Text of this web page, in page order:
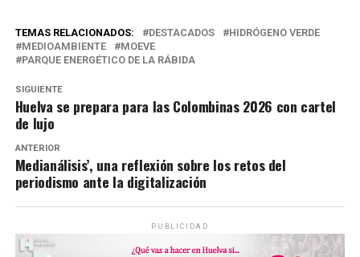
TEMAS RELACIONADOS: DESTACADOS
HIDRÓGENO VERDE
MEDIOAMBIENTE
MOEVE
PARQUE ENERGÉTICO DE LA RÁBIDA
SIGUIENTE
Huelva se prepara para las Colombinas 2026 con cartel
de lujo
ANTERIOR
Medianálisis’, una reflexión sobre los retos del
periodismo ante la digitalización
PUBLICIDAD